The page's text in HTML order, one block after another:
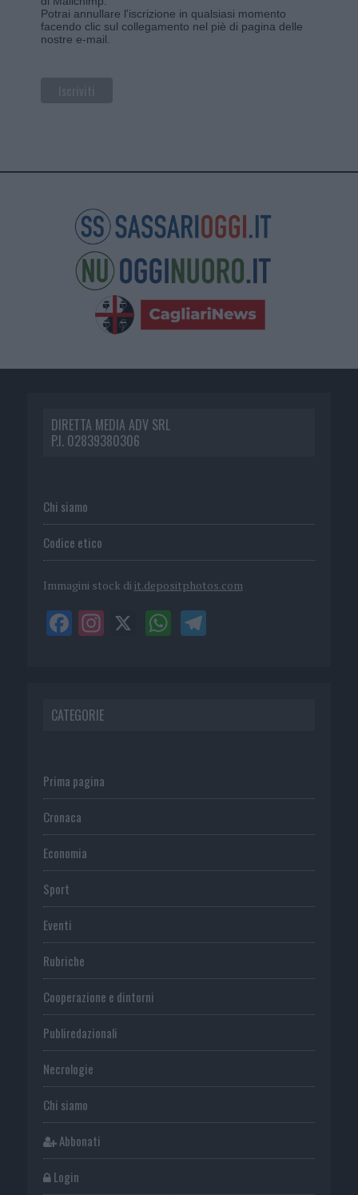
Potrai annullare l'iscrizione in qualsiasi momento
facendo clic sul collegamento nel piè di pagina delle
nostre e-mail.
DIRETTA MEDIA ADV SRL
P.I. 02839380306
Chi siamo
Codice etico
Immagini stock di it.depositphotos.com
CATEGORIE
Prima pagina
Cronaca
Economia
Sport
Eventi
Rubriche
Cooperazione e dintorni
Publiredazionali
Necrologie
Chi siamo
Abbonati
Login